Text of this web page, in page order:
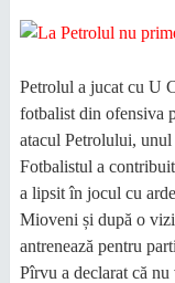
Petrolul a jucat cu U
fotbalist din ofensiva
atacul Petrolului,
Fotbalistul a
a lipsit în jocul cu
Mioveni și după o
antrenează pentru
Pîrvu a declarat că nu